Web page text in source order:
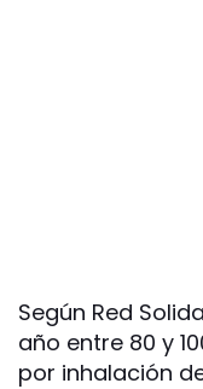
Según Red
año entre 80 y
por inhalación